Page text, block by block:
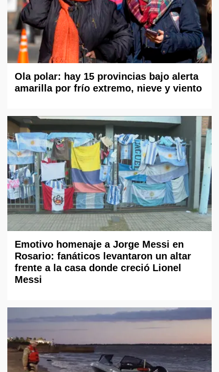
Ola polar: hay 15 provincias bajo alerta
amarilla por frío extremo, nieve y viento
Emotivo homenaje a Jorge Messi en
Rosario: fanáticos levantaron un altar
frente a la casa donde creció Lionel
Messi